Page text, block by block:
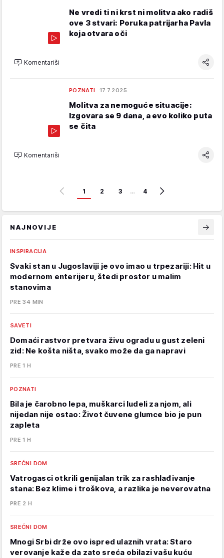
Ne vredi ti ni krst ni molitva ako radiš
ove 3 stvari: Poruka patrijarha Pavla
koja otvara oči
Komentariši
POZNATI 17.7.2025.
Molitva za nemoguće situacije:
Izgovara se 9 dana, a evo koliko puta
se čita
Komentariši
1 2 3 … 4
NAJNOVIJE
INSPIRACIJA
Svaki stan u Jugoslaviji je ovo imao u trpezariji: Hit u
modernom enterijeru, štedi prostor u malim
stanovima
PRE 34 MIN
SAVETI
Domaći rastvor pretvara živu ogradu u gust zeleni
zid: Ne košta ništa, svako može da ga napravi
PRE 1 H
POZNATI
Bila je čarobno lepa, muškarci ludeli za njom, ali
nijedan nije ostao: Život čuvene glumce bio je pun
zapleta
PRE 1 H
SREĆNI DOM
Vatrogasci otkrili genijalan trik za rashlađivanje
stana: Bez klime i troškova, a razlika je neverovatna
PRE 2 H
SREĆNI DOM
Mnogi Srbi drže ovo ispred ulaznih vrata: Staro
verovanje kaže da zato sreća obilazi vašu kuću